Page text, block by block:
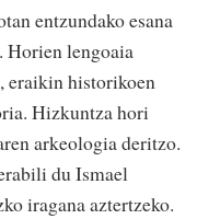
entzundako esana
Horien lengoaia
eraikin historikoen
Hizkuntza hori
arkeologia deritzo.
du Ismael
iragana aztertzeko.